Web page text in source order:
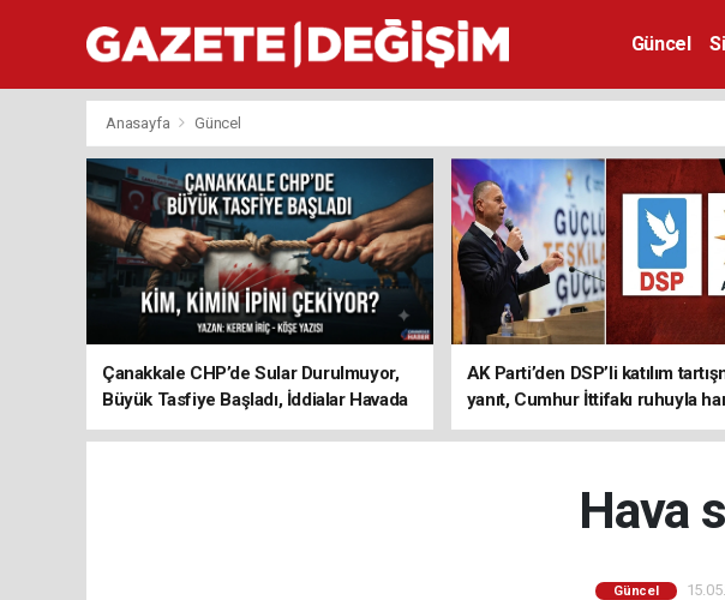
Güncel
Anasayfa Güncel
Çanakkale CHP’de Sular Durulmuyor,
Büyük Tasfiye Başladı, İddialar Havada
Uçuşuyor
AK Parti’den DSP’li katılım
yanıt, Cumhur İttifakı ruhuyla
ediyoruz
Hava
Güncel